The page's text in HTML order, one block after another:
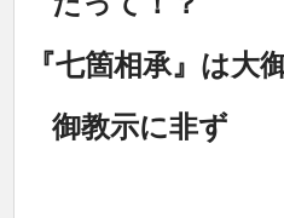
『七箇相承』は大
御教示に非ず